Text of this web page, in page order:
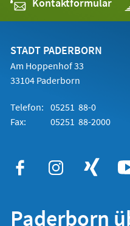
STADT PADERBORN
Am Hoppenhof 33
33104 Paderborn
Telefon: 05251 88-0
Fax:
05251 88-2000
Paderborn